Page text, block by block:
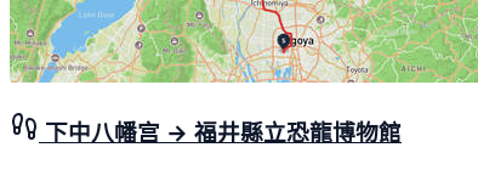
下中八幡宫 → 福井縣立恐龍博物館